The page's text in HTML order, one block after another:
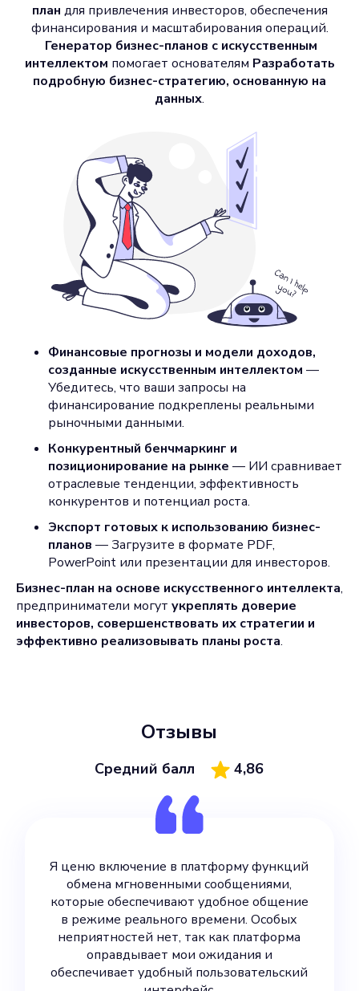
план для привлечения инвесторов, обеспечения
финансирования и масштабирования операций.
Генератор бизнес-планов с искусственным
интеллектом помогает основателям Разработать
подробную бизнес-стратегию, основанную на
данных.
Финансовые прогнозы и модели доходов,
созданные искусственным интеллектом —
Убедитесь, что ваши запросы на
финансирование подкреплены реальными
рыночными данными.
Конкурентный бенчмаркинг и
позиционирование на рынке — ИИ сравнивает
отраслевые тенденции, эффективность
конкурентов и потенциал роста.
Экспорт готовых к использованию бизнес-
планов — Загрузите в формате PDF,
PowerPoint или презентации для инвесторов.
Бизнес-план на основе искусственного интеллекта,
предприниматели могут укреплять доверие
инвесторов, совершенствовать их стратегии и
эффективно реализовывать планы роста.
Отзывы
Средний балл 4,86
Я ценю включение в платформу функций
обмена мгновенными сообщениями,
которые обеспечивают удобное общение
в режиме реального времени. Особых
неприятностей нет, так как платформа
оправдывает мои ожидания и
обеспечивает удобный пользовательский